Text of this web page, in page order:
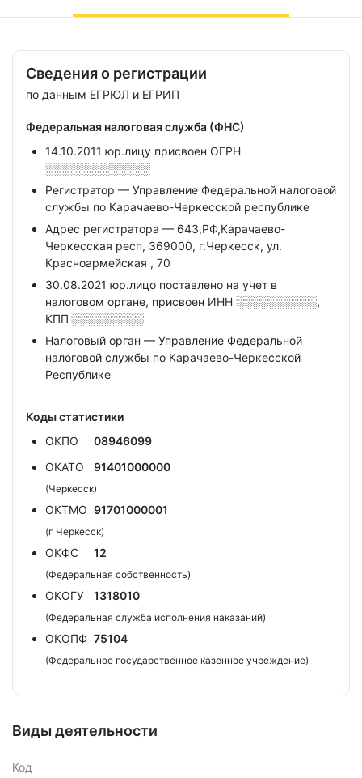
Сведения о регистрации
по данным ЕГРЮЛ и ЕГРИП
Федеральная налоговая служба (ФНС)
14.10.2011 юр.лицу присвоен ОГРН
░░░░░░░░░░░░░
Регистратор — Управление Федеральной налоговой
службы по Карачаево-Черкесской республике
Адрес регистратора — 643,РФ,Карачаево-
Черкесская респ, 369000, г.Черкесск, ул.
Красноармейская , 70
30.08.2021 юр.лицо поставлено на учет в
налоговом органе, присвоен ИНН ░░░░░░░░░░,
КПП ░░░░░░░░░
Налоговый орган — Управление Федеральной
налоговой службы по Карачаево-Черкесской
Республике
Коды статистики
ОКПО
08946099
ОКАТО
91401000000
(Черкесск)
ОКТМО 91701000001
(г Черкесск)
ОКФС 12
(Федеральная собственность)
ОКОГУ 1318010
(Федеральная служба исполнения наказаний)
ОКОПФ 75104
(Федеральное государственное казенное учреждение)
Виды деятельности
Код